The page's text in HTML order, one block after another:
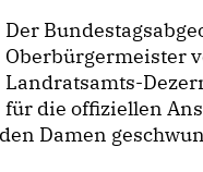
Der
Oberbürgermeister
Landratsamts-
für die offiziellen
Damen